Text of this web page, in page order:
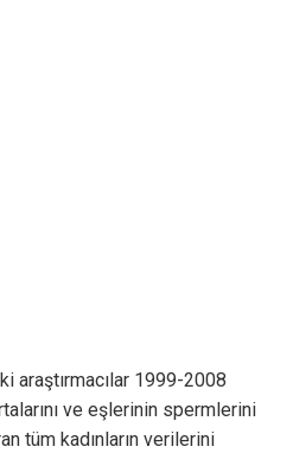
araştırmacılar 1999-2008
ve eşlerinin spermlerini
tüm kadınların verilerini